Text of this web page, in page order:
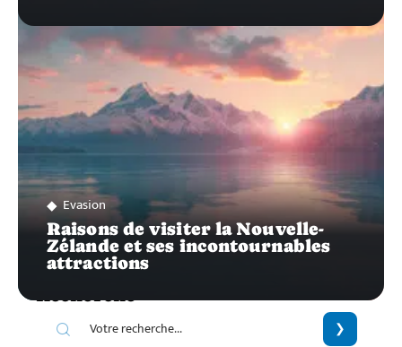
Evasion
Raisons de visiter la Nouvelle-
Zélande et ses incontournables
attractions
Recherche